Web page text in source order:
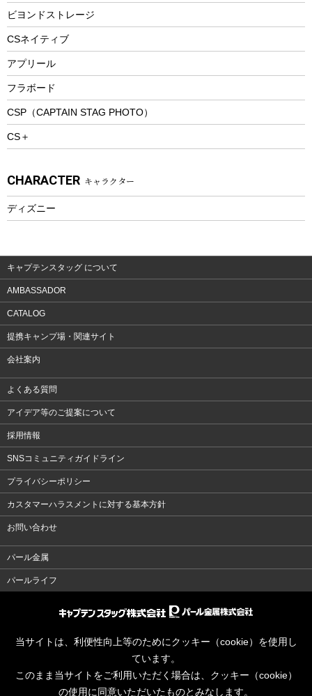
防寒ウェア
トレッキング
トレッキングアクセサリー
プレイグッズ
ウェルネス
ウェア、タオル
ウェア
ビヨンドストレージ
CSネイティブ
アプリール
フラボード
CSP（CAPTAIN STAG PHOTO）
CS＋
CHARACTER キャラクター
ディズニー
キャプテンスタッグ について
AMBASSADOR
CATALOG
提携キャンプ場・関連サイト
会社案内
よくある質問
アイデア等のご提案について
採用情報
SNSコミュニティガイドライン
プライバシーポリシー
カスタマーハラスメントに対する基本方針
お問い合わせ
パール金属
パールライフ
当サイトは、利便性向上等のためにクッキー（cookie）を使用し
ています。
このまま当サイトをご利用いただく場合は、クッキー（cookie）
の使用に同意いただいたものとみなします。